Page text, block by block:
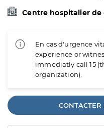
Centre hospitalier
En cas d'urgence
experience or
immediatly call 15
organization).